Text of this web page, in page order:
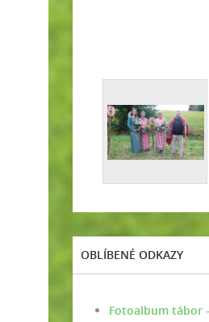
OBLÍBENÉ ODKAZY
Fotoalbum tábor